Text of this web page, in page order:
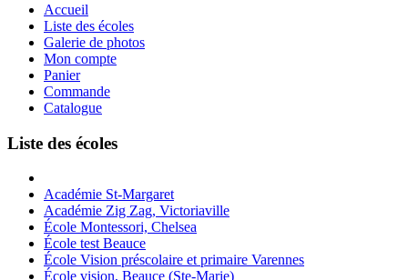
Accueil
Liste des écoles
Galerie de photos
Mon compte
Panier
Commande
Catalogue
Liste des écoles
Académie St-Margaret
Académie Zig Zag, Victoriaville
École Montessori, Chelsea
École test Beauce
École Vision préscolaire et primaire Varennes
École vision, Beauce (Ste-Marie)